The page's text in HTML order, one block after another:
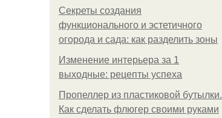
Секреты создания
функционального и эстетичного
огорода и сада: как разделить зоны
Изменение интерьера за 1
выходные: рецепты успеха
Пропеллер из пластиковой бутылки.
Как сделать флюгер своими руками